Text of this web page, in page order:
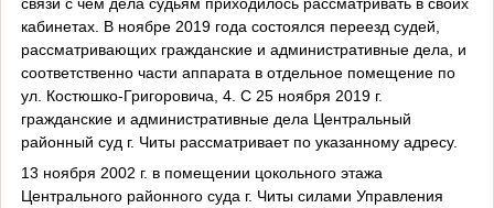
кабинетах. В ноябре 2019 года состоялся переезд судей,
рассматривающих гражданские и административные дела, и
соответственно части аппарата в отдельное помещение по
ул. Костюшко-Григоровича, 4. С 25 ноября 2019 г.
гражданские и административные дела Центральный
районный суд г. Читы рассматривает по указанному адресу.
13 ноября 2002 г. в помещении цокольного этажа
Центрального районного суда г. Читы силами Управления